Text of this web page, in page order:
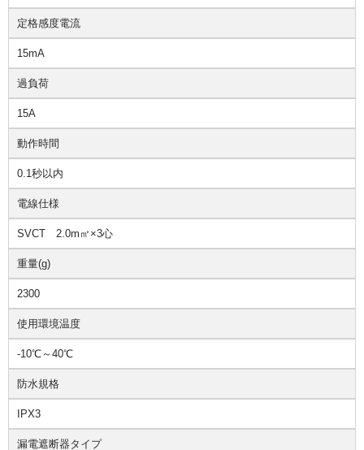
定格感度電流
15mA
過負荷
15A
動作時間
0.1秒以内
電線仕様
SVCT 2.0m㎡×3心
重量(g)
2300
使用環境温度
-10℃～40℃
防水規格
IPX3
漏電遮断器タイプ